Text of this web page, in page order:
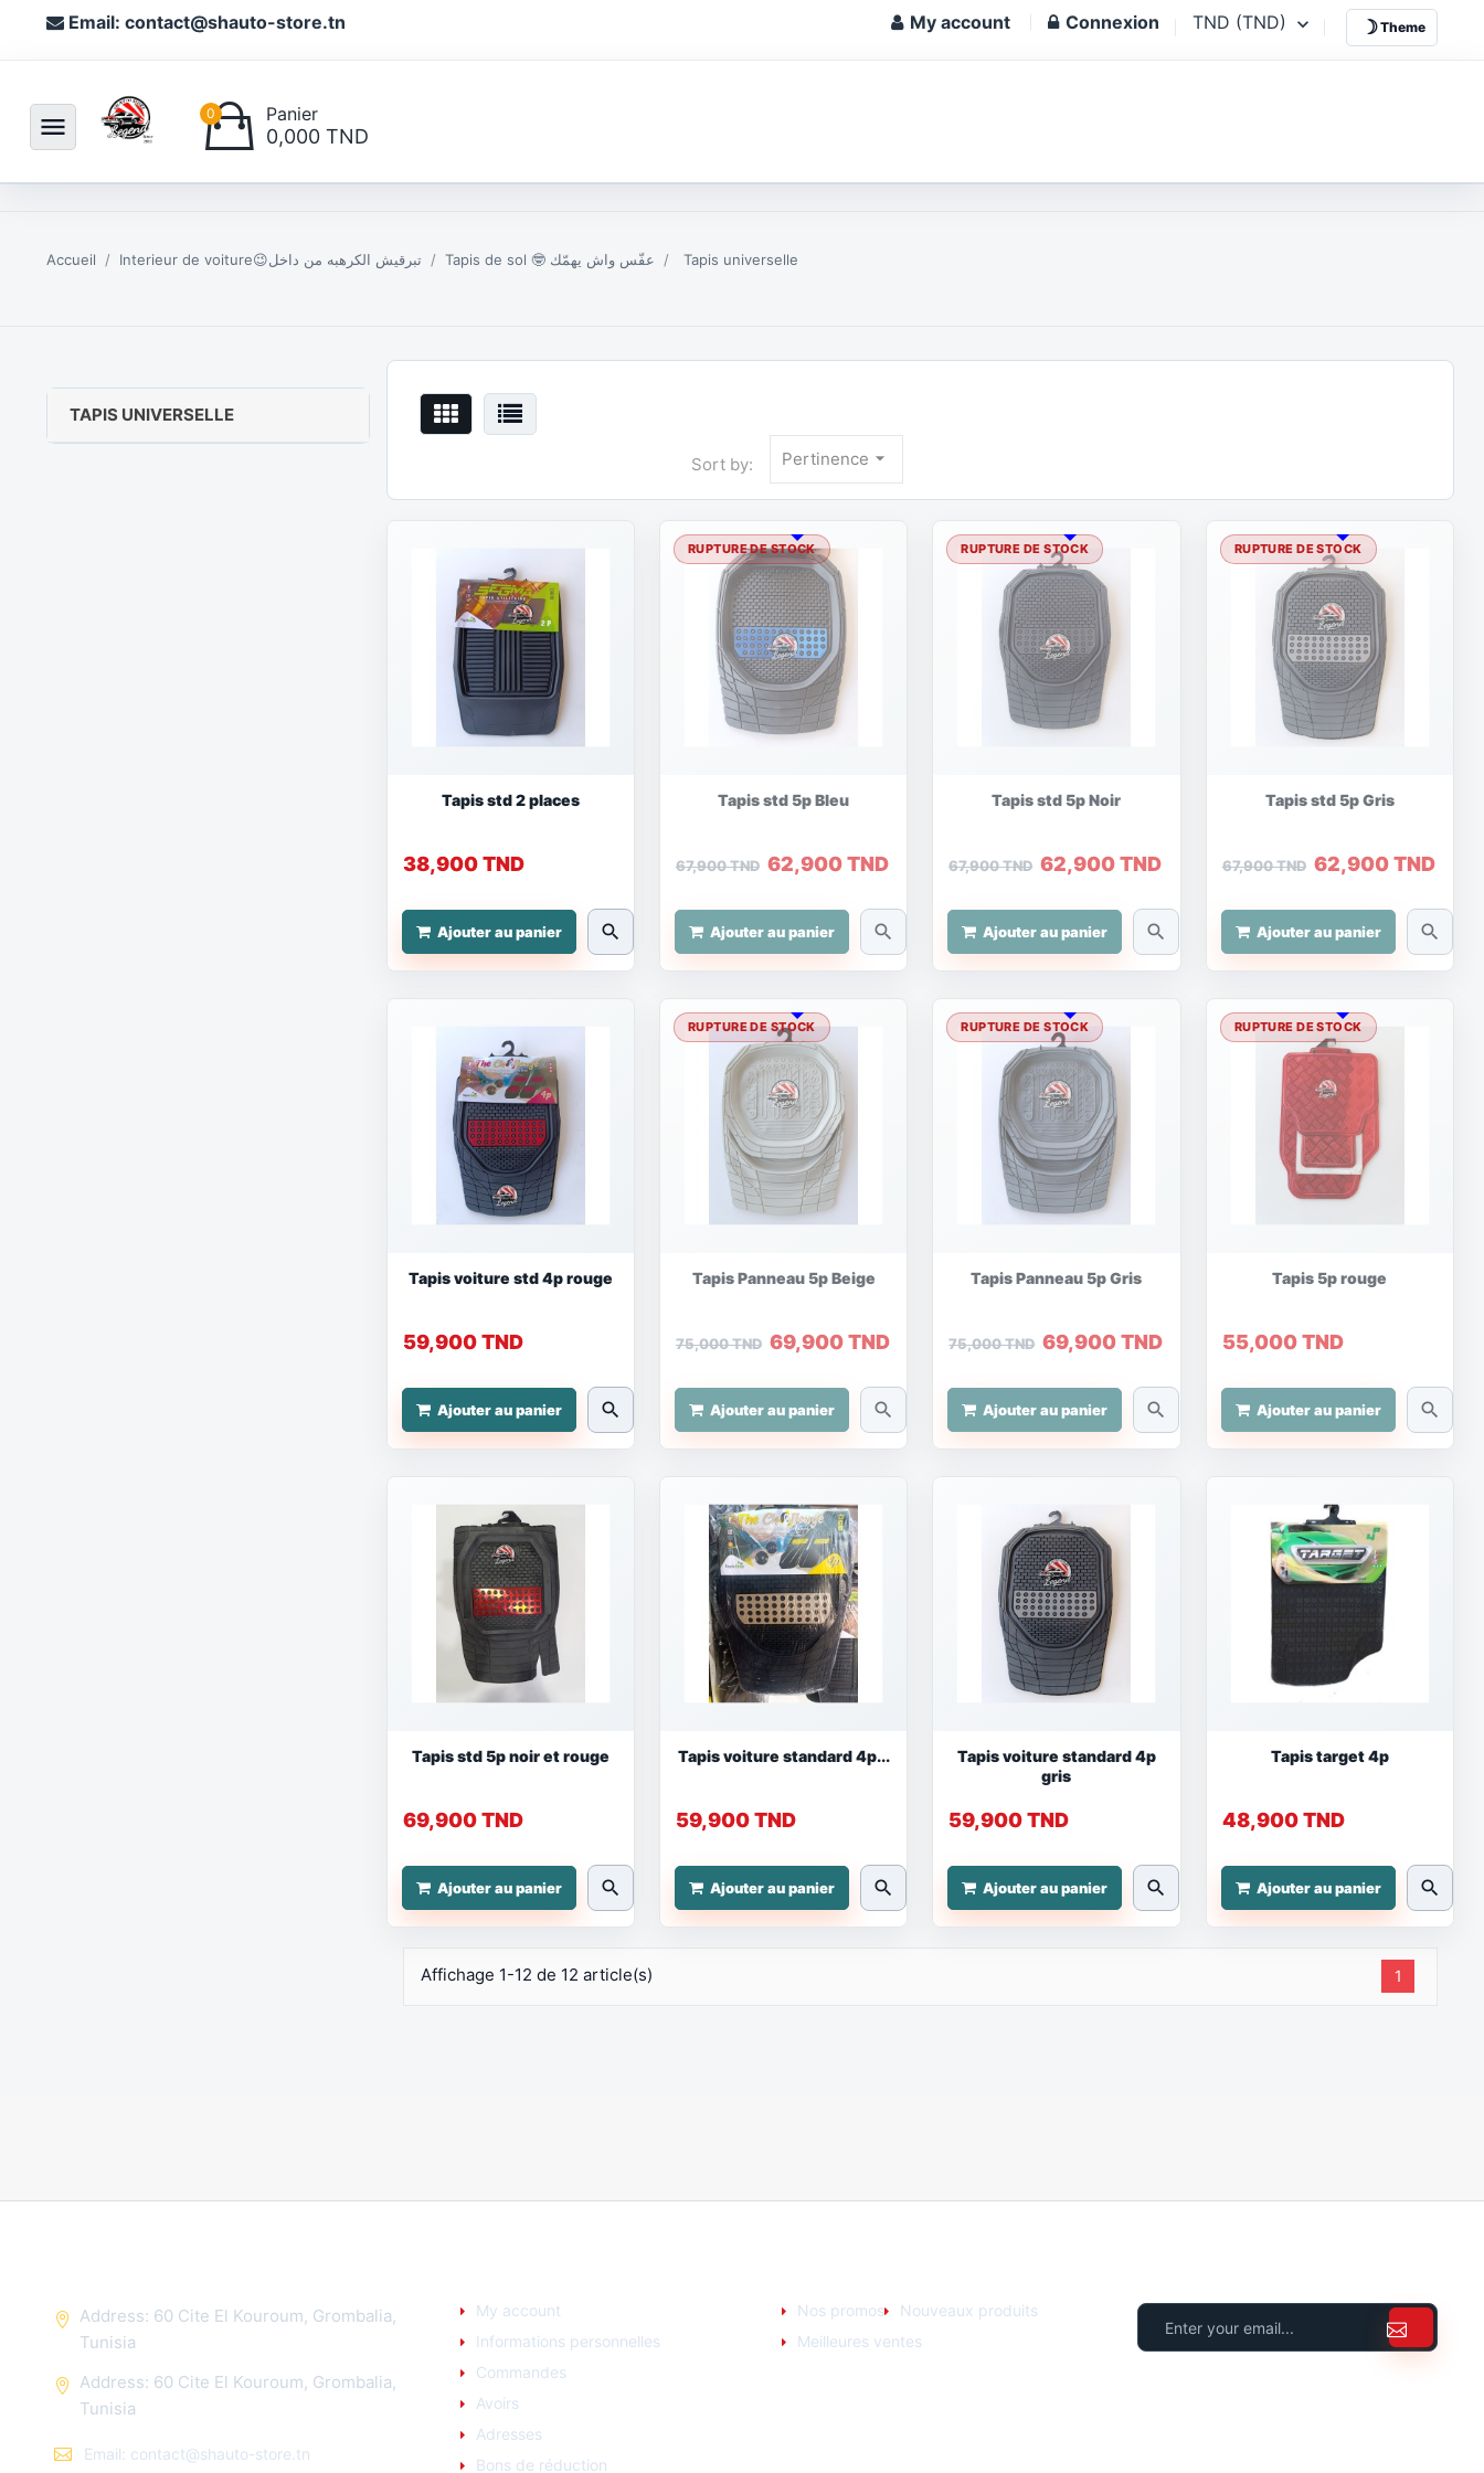
Email: contact@shauto-store.tn My account Connexion TND (TND) ☽Theme
menu Panier
0,000 TND
0
Accueil Interieur de voiture😉تبرقيش الكرهبه من داخل Tapis de sol 🤓 عفّس واش يهمّك Tapis universelle
TAPIS UNIVERSELLE
Sort by: Pertinence arrow_drop_down
Tapis std 2 places
38,900 TND
Ajouter au panier search
Tapis std 5p Bleu
67,900 TND 62,900 TND
Ajouter au panier search
RUPTURE DE STOCK
Tapis std 5p Noir
67,900 TND 62,900 TND
Ajouter au panier search
RUPTURE DE STOCK
Tapis std 5p Gris
67,900 TND 62,900 TND
Ajouter au panier search
RUPTURE DE STOCK
Tapis voiture std 4p rouge
59,900 TND
Ajouter au panier search
Tapis Panneau 5p Beige
75,000 TND 69,900 TND
Ajouter au panier search
RUPTURE DE STOCK
Tapis Panneau 5p Gris
75,000 TND 69,900 TND
Ajouter au panier search
RUPTURE DE STOCK
Tapis 5p rouge
55,000 TND
Ajouter au panier search
RUPTURE DE STOCK
Tapis std 5p noir et rouge
69,900 TND
Ajouter au panier search
Tapis voiture standard 4p...
59,900 TND
Ajouter au panier search
Tapis voiture standard 4p
gris
59,900 TND
Ajouter au panier search
Tapis target 4p
48,900 TND
Ajouter au panier search
Affichage 1-12 de 12 article(s) 1
Address: 60 Cite El Kouroum, Grombalia,
Tunisia
Address: 60 Cite El Kouroum, Grombalia,
Tunisia
Email: contact@shauto-store.tn
My account
Informations personnelles
Commandes
Avoirs
Adresses
Bons de réduction
Nos promos
Nouveaux produits
Meilleures ventes